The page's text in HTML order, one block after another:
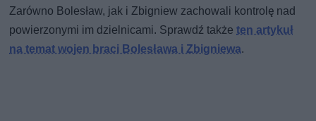
Zarówno Bolesław, jak i Zbigniew zachowali kontrolę nad
powierzonymi im dzielnicami. Sprawdź takżeten artykuł
na temat wojen braci Bolesława i Zbigniewa.